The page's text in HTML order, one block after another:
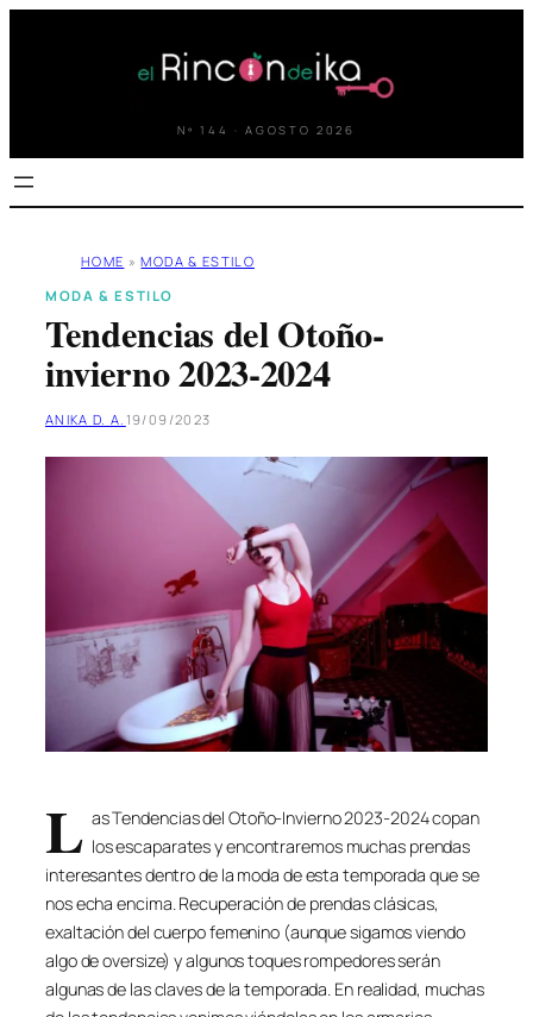
Nº 144 · AGOSTO 2026
HOME » MODA & ESTILO
MODA & ESTILO
Tendencias del Otoño-
invierno 2023-2024
ANIKA D. A. 19/09/2023
L as Tendencias del Otoño-Invierno 2023-2024 copan
los escaparates y encontraremos muchas prendas
interesantes dentro de la moda de esta temporada que se
nos echa encima. Recuperación de prendas clásicas,
exaltación del cuerpo femenino (aunque sigamos viendo
algo de oversize) y algunos toques rompedores serán
algunas de las claves de la temporada. En realidad, muchas